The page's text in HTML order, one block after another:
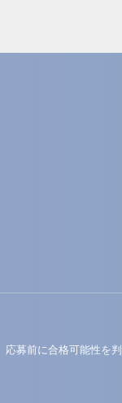
募前に合格可能性を